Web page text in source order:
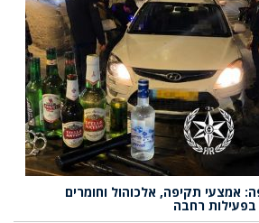
אמצעי תקיפה, אלכוהול וחומרים
רחבה